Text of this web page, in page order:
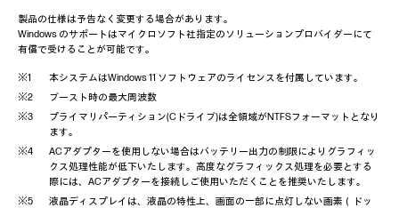
製品の仕様は予告なく変更する場合があります。
Windows のサポートはマイクロソフト社指定のソリューションプロバイダーにて
有償で受けることが可能です。
本システムはWindows 11 ソフトウェアのライセンスを付属しています。
ブースト時の最大周波数
プライマリパーティション(Cドライブ)は全領域がNTFSフォーマットとなり
ます。
ACアダプターを使用しない場合はバッテリー出力の制限によりグラフィッ
クス処理性能が低下いたします。高度なグラフィックス処理を必要とする
際には、ACアダプターを接続しご使用いただくことを推奨いたします。
液晶ディスプレイは、液晶の特性上、画面の一部に点灯しない画素（ドッ